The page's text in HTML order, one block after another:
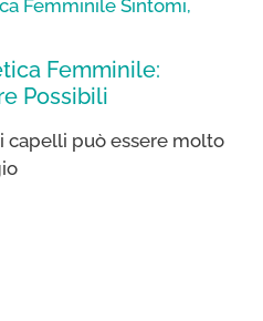
Femminile:
Possibili
capelli può essere molto